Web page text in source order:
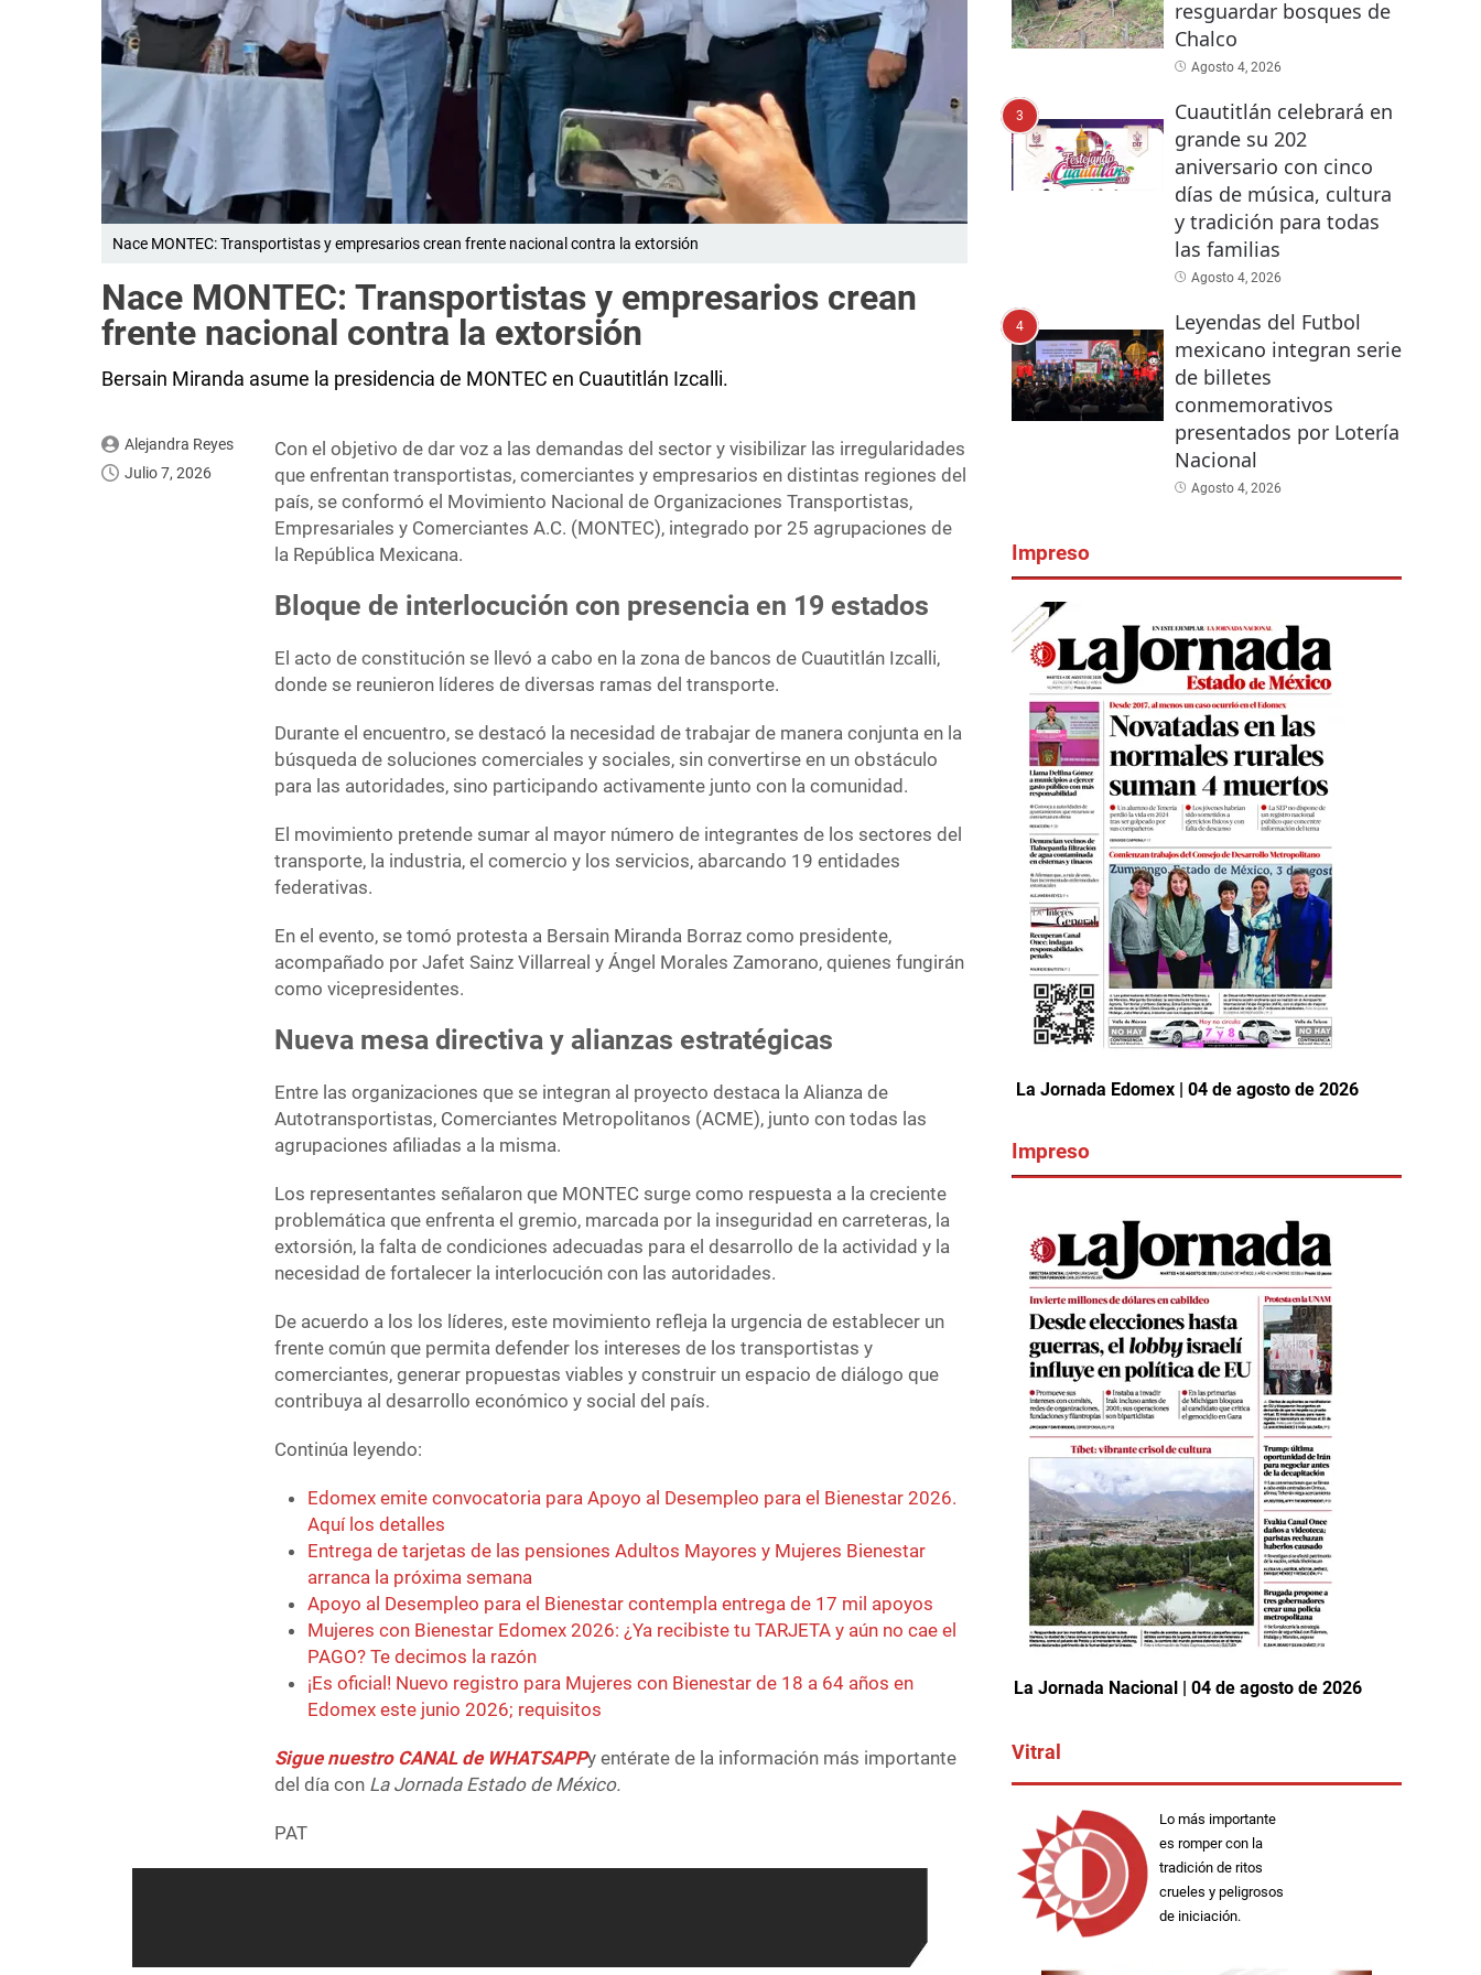
Nace MONTEC: Transportistas y empresarios crean frente nacional contra la extorsión
Nace MONTEC: Transportistas y empresarios crean
frente nacional contra la extorsión
Bersain Miranda asume la presidencia de MONTEC en Cuautitlán Izcalli.
Alejandra Reyes
Julio 7, 2026
Con el objetivo de dar voz a las demandas del sector y visibilizar las irregularidades
que enfrentan transportistas, comerciantes y empresarios en distintas regiones del
país, se conformó el Movimiento Nacional de Organizaciones Transportistas,
Empresariales y Comerciantes A.C. (MONTEC), integrado por 25 agrupaciones de
la República Mexicana.
Bloque de interlocución con presencia en 19 estados
El acto de constitución se llevó a cabo en la zona de bancos de Cuautitlán Izcalli,
donde se reunieron líderes de diversas ramas del transporte.
Durante el encuentro, se destacó la necesidad de trabajar de manera conjunta en la
búsqueda de soluciones comerciales y sociales, sin convertirse en un obstáculo
para las autoridades, sino participando activamente junto con la comunidad.
El movimiento pretende sumar al mayor número de integrantes de los sectores del
transporte, la industria, el comercio y los servicios, abarcando 19 entidades
federativas.
En el evento, se tomó protesta a Bersain Miranda Borraz como presidente,
acompañado por Jafet Sainz Villarreal y Ángel Morales Zamorano, quienes fungirán
como vicepresidentes.
Nueva mesa directiva y alianzas estratégicas
Entre las organizaciones que se integran al proyecto destaca la Alianza de
Autotransportistas, Comerciantes Metropolitanos (ACME), junto con todas las
agrupaciones afiliadas a la misma.
Los representantes señalaron que MONTEC surge como respuesta a la creciente
problemática que enfrenta el gremio, marcada por la inseguridad en carreteras, la
extorsión, la falta de condiciones adecuadas para el desarrollo de la actividad y la
necesidad de fortalecer la interlocución con las autoridades.
De acuerdo a los los líderes, este movimiento refleja la urgencia de establecer un
frente común que permita defender los intereses de los transportistas y
comerciantes, generar propuestas viables y construir un espacio de diálogo que
contribuya al desarrollo económico y social del país.
Continúa leyendo:
Edomex emite convocatoria para Apoyo al Desempleo para el Bienestar 2026.
Aquí los detalles
Entrega de tarjetas de las pensiones Adultos Mayores y Mujeres Bienestar
arranca la próxima semana
Apoyo al Desempleo para el Bienestar contempla entrega de 17 mil apoyos
Mujeres con Bienestar Edomex 2026: ¿Ya recibiste tu TARJETA y aún no cae el
PAGO? Te decimos la razón
¡Es oficial! Nuevo registro para Mujeres con Bienestar de 18 a 64 años en
Edomex este junio 2026; requisitos
Sigue nuestro CANAL de WHATSAPPy entérate de la información más importante
del día con La Jornada Estado de México.
PAT
resguardar bosques de
Chalco
Agosto 4, 2026
3
Cuautitlán celebrará en
grande su 202
aniversario con cinco
días de música, cultura
y tradición para todas
las familias
Agosto 4, 2026
4
Leyendas del Futbol
mexicano integran serie
de billetes
conmemorativos
presentados por Lotería
Nacional
Agosto 4, 2026
Impreso
La Jornada Edomex | 04 de agosto de 2026
Impreso
La Jornada Nacional | 04 de agosto de 2026
Vitral
Lo más importante
es romper con la
tradición de ritos
crueles y peligrosos
de iniciación.